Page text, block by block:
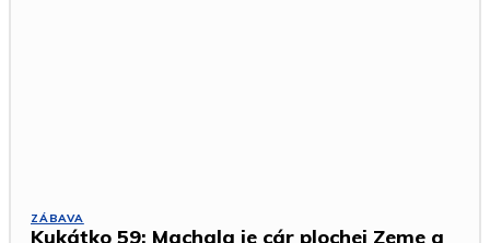
ZÁBAVA
Kukátko 59: Machala je cár plochej Zeme a